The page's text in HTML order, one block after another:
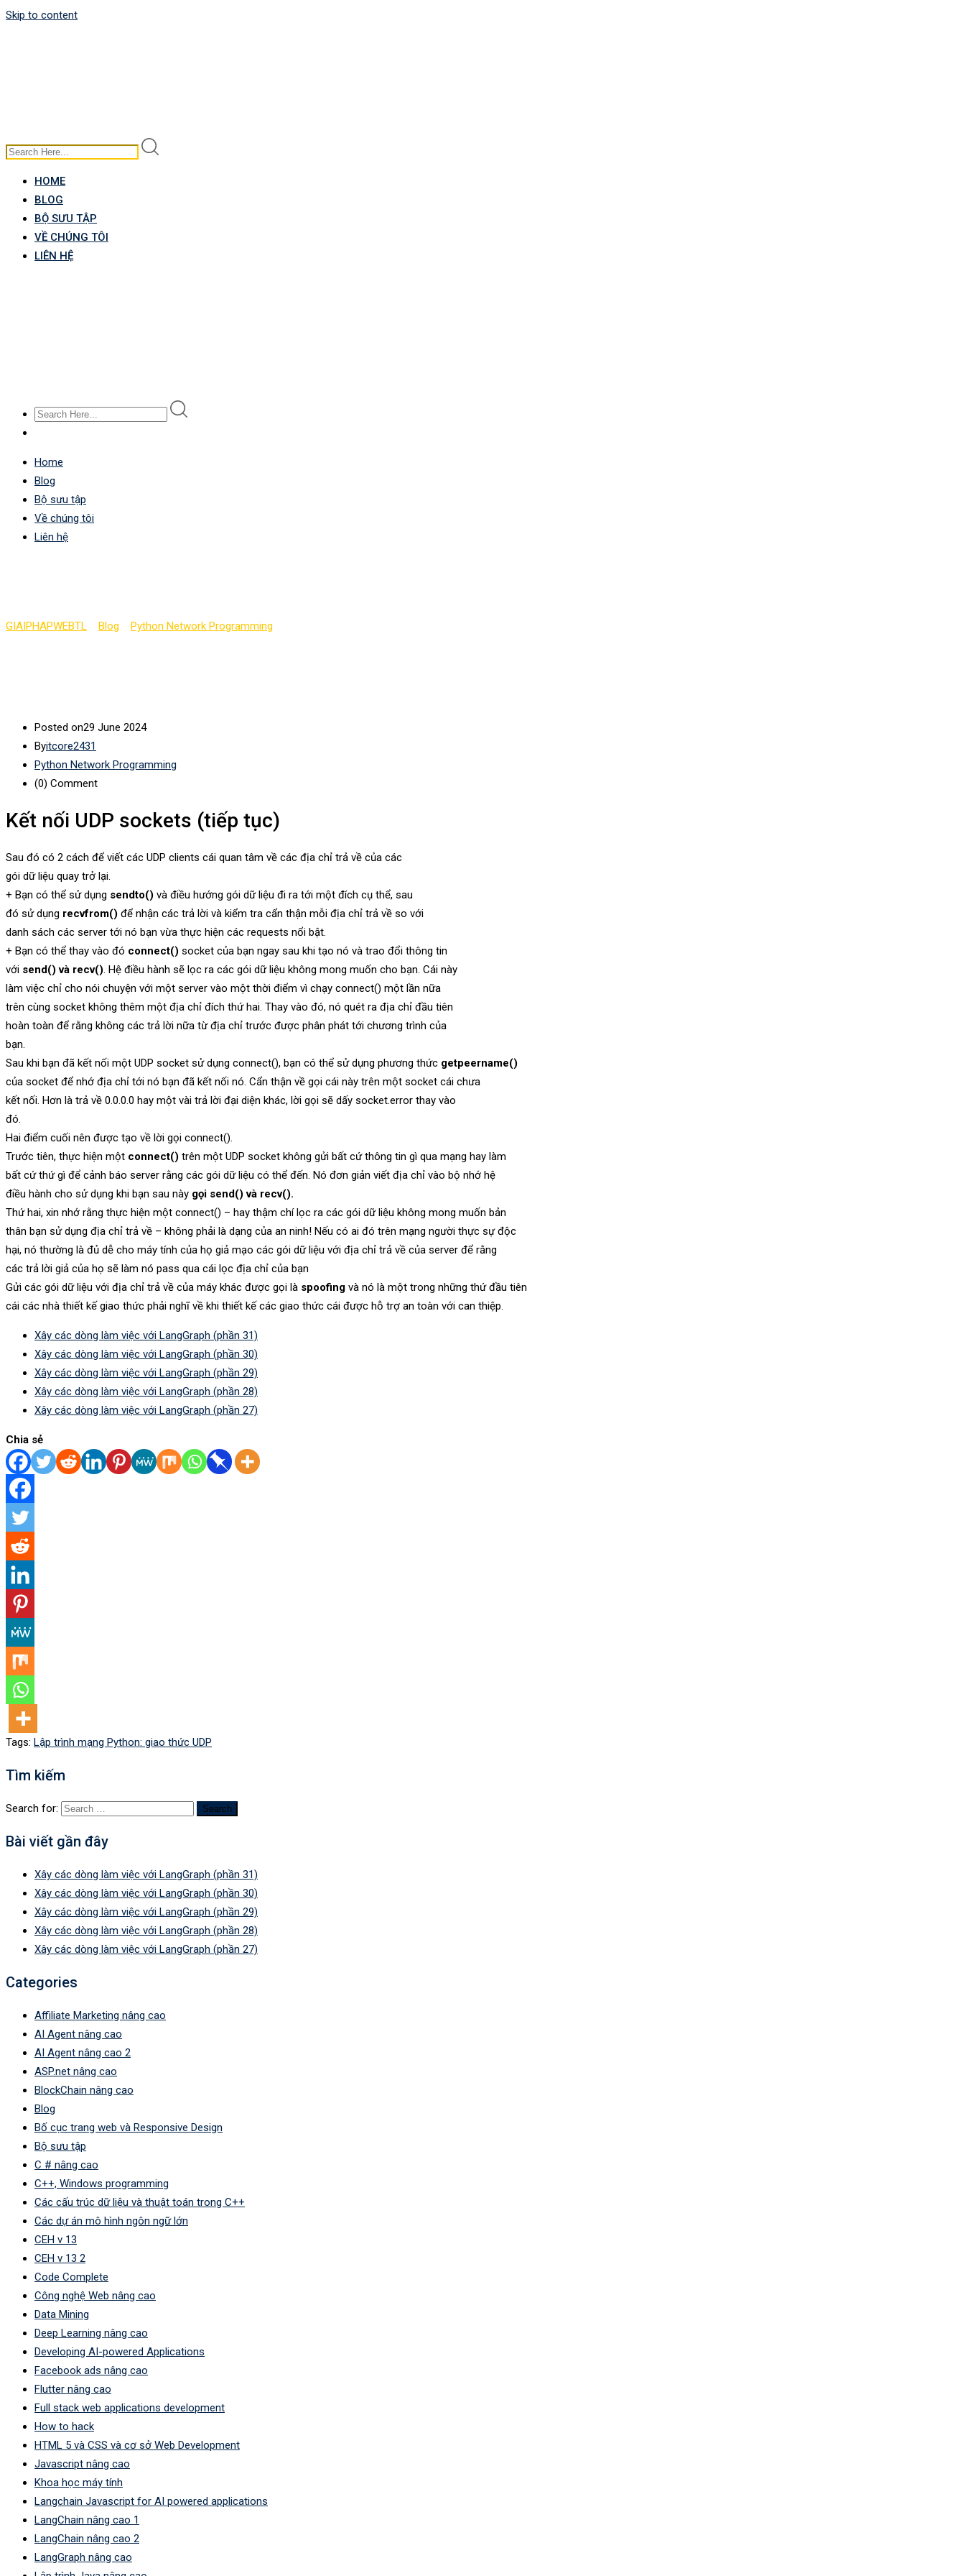
Skip to content
HOME
BLOG
BỘ SƯU TẬP
VỀ CHÚNG TÔI
LIÊN HỆ
Home
Blog
Bộ sưu tập
Về chúng tôi
Liên hệ
GIAIPHAPWEBTL Blog Python Network Programming
Posted on29 June 2024
Byitcore2431
Python Network Programming
(0) Comment
Kết nối UDP sockets (tiếp tục)
Sau đó có 2 cách để viết các UDP clients cái quan tâm về các địa chỉ trả về của các
gói dữ liệu quay trở lại.
+ Bạn có thể sử dụng sendto() và điều hướng gói dữ liệu đi ra tới một đích cụ thể, sau
đó sử dụng recvfrom() để nhận các trả lời và kiểm tra cẩn thận mỗi địa chỉ trả về so với
danh sách các server tới nó bạn vừa thực hiện các requests nổi bật.
+ Bạn có thể thay vào đó connect() socket của bạn ngay sau khi tạo nó và trao đổi thông tin
với send() và recv(). Hệ điều hành sẽ lọc ra các gói dữ liệu không mong muốn cho bạn. Cái này
làm việc chỉ cho nói chuyện với một server vào một thời điểm vì chạy connect() một lần nữa
trên cùng socket không thêm một địa chỉ đích thứ hai. Thay vào đó, nó quét ra địa chỉ đầu tiên
hoàn toàn để rằng không các trả lời nữa từ địa chỉ trước được phân phát tới chương trình của
bạn.
Sau khi bạn đã kết nối một UDP socket sử dụng connect(), bạn có thể sử dụng phương thức getpeername()
của socket để nhớ địa chỉ tới nó bạn đã kết nối nó. Cẩn thận về gọi cái này trên một socket cái chưa
kết nối. Hơn là trả về 0.0.0.0 hay một vài trả lời đại diện khác, lời gọi sẽ dấy socket.error thay vào
đó.
Hai điểm cuối nên được tạo về lời gọi connect().
Trước tiên, thực hiện một connect() trên một UDP socket không gửi bất cứ thông tin gì qua mạng hay làm
bất cứ thứ gì để cảnh báo server rằng các gói dữ liệu có thể đến. Nó đơn giản viết địa chỉ vào bộ nhớ hệ
điều hành cho sử dụng khi bạn sau này gọi send() và recv().
Thứ hai, xin nhớ rằng thực hiện một connect() – hay thậm chí lọc ra các gói dữ liệu không mong muốn bản
thân bạn sử dụng địa chỉ trả về – không phải là dạng của an ninh! Nếu có ai đó trên mạng người thực sự độc
hại, nó thường là đủ dễ cho máy tính của họ giả mạo các gói dữ liệu với địa chỉ trả về của server để rằng
các trả lời giả của họ sẽ làm nó pass qua cái lọc địa chỉ của bạn
Gửi các gói dữ liệu với địa chỉ trả về của máy khác được gọi là spoofing và nó là một trong những thứ đầu tiên
cái các nhà thiết kế giao thức phải nghĩ về khi thiết kế các giao thức cái được hỗ trợ an toàn với can thiệp.
Xây các dòng làm việc với LangGraph (phần 31)
Xây các dòng làm việc với LangGraph (phần 30)
Xây các dòng làm việc với LangGraph (phần 29)
Xây các dòng làm việc với LangGraph (phần 28)
Xây các dòng làm việc với LangGraph (phần 27)
Chia sẻ
Tags: Lập trình mạng Python: giao thức UDP
Tìm kiếm
Search for:
Bài viết gần đây
Xây các dòng làm việc với LangGraph (phần 31)
Xây các dòng làm việc với LangGraph (phần 30)
Xây các dòng làm việc với LangGraph (phần 29)
Xây các dòng làm việc với LangGraph (phần 28)
Xây các dòng làm việc với LangGraph (phần 27)
Categories
Affiliate Marketing nâng cao
AI Agent nâng cao
AI Agent nâng cao 2
ASP.net nâng cao
BlockChain nâng cao
Blog
Bố cục trang web và Responsive Design
Bộ sưu tập
C # nâng cao
C++, Windows programming
Các cấu trúc dữ liệu và thuật toán trong C++
Các dự án mô hình ngôn ngữ lớn
CEH v 13
CEH v 13 2
Code Complete
Công nghệ Web nâng cao
Data Mining
Deep Learning nâng cao
Developing AI-powered Applications
Facebook ads nâng cao
Flutter nâng cao
Full stack web applications development
How to hack
HTML 5 và CSS và cơ sở Web Development
Javascript nâng cao
Khoa học máy tính
Langchain Javascript for AI powered applications
LangChain nâng cao 1
LangChain nâng cao 2
LangGraph nâng cao